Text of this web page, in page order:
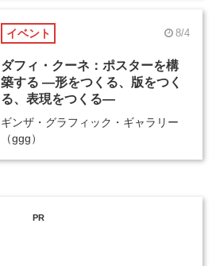
イベント 8/4
ダフィ・クーネ：ポスターを構
築する ―形をつくる、版をつく
る、表現をつくる―
ギンザ・グラフィック・ギャラリー
（ggg）
PR